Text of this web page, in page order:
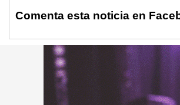
Comenta esta noticia en